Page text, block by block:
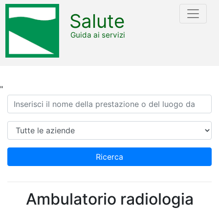
"
Salute
Guida ai servizi
Ricerca
Azienda
Ricerca
Ambulatorio radiologia